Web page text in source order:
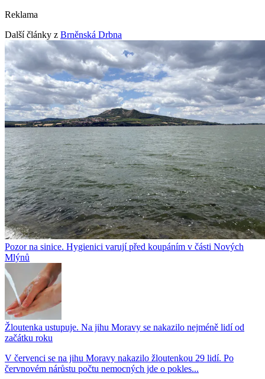
Reklama
Další články z Brněnská Drbna
Pozor na sinice. Hygienici varují před koupáním v části Nových
Mlýnů
Žloutenka ustupuje. Na jihu Moravy se nakazilo nejméně lidí od
začátku roku
V červenci se na jihu Moravy nakazilo žloutenkou 29 lidí. Po
červnovém nárůstu počtu nemocných jde o pokles...